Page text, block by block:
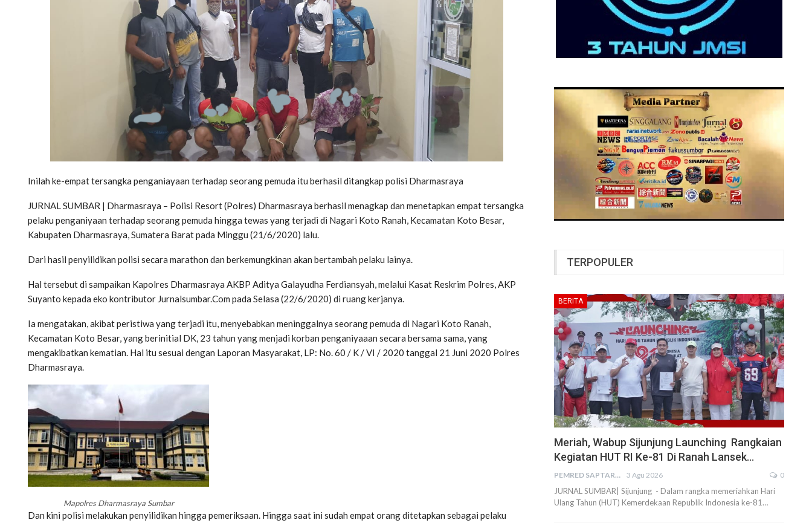
Inilah ke-empat tersangka penganiayaan terhadap seorang pemuda itu berhasil ditangkap polisi Dharmasraya
JURNAL SUMBAR | Dharmasraya – Polisi Resort (Polres) Dharmasraya berhasil menagkap dan menetapkan empat tersangka
pelaku penganiyaan terhadap seorang pemuda hingga tewas yang terjadi di Nagari Koto Ranah, Kecamatan Koto Besar,
Kabupaten Dharmasraya, Sumatera Barat pada Minggu (21/6/2020) lalu.
Dari hasil penyilidikan polisi secara marathon dan berkemungkinan akan bertambah pelaku lainya.
Hal tersebut di sampaikan Kapolres Dharmasraya AKBP Aditya Galayudha Ferdiansyah, melalui Kasat Reskrim Polres, AKP
Suyanto kepada eko kontributor Jurnalsumbar.Com pada Selasa (22/6/2020) di ruang kerjanya.
Ia mengatakan, akibat peristiwa yang terjadi itu, menyebabkan meninggalnya seorang pemuda di Nagari Koto Ranah,
Kecamatan Koto Besar, yang berinitial DK, 23 tahun yang menjadi korban penganiyaaan secara bersama sama, yang
mengakibatkan kematian. Hal itu sesuai dengan Laporan Masyarakat, LP: No. 60 / K / VI / 2020 tanggal 21 Juni 2020 Polres
Dharmasraya.
Mapolres Dharmasraya Sumbar
Dan kini polisi melakukan penyilidikan hingga pemeriksaan. Hingga saat ini sudah empat orang ditetapkan sebagai pelaku
TERPOPULER
BERITA
Meriah, Wabup Sijunjung Launching Rangkaian
Kegiatan HUT RI Ke-81 Di Ranah Lansek…
PEMRED SAPTARIUS 3 Agu 2026 0
JURNAL SUMBAR| Sijunjung - Dalam rangka memeriahkan Hari
Ulang Tahun (HUT) Kemerdekaan Republik Indonesia ke-81…